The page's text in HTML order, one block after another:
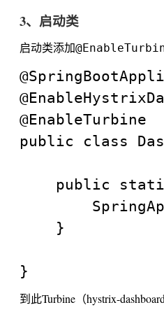
3、启动类
启动类添加
@EnableTurbine
public class
到此Turbine（hystrix-